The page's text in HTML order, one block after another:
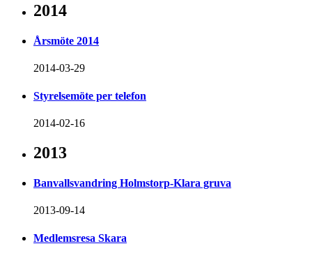
2014
Årsmöte 2014
2014-03-29
Styrelsemöte per telefon
2014-02-16
2013
Banvallsvandring Holmstorp-Klara gruva
2013-09-14
Medlemsresa Skara